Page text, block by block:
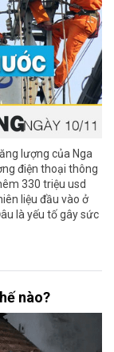
lượng của Nga
điện thoại thông
330 triệu usd
liệu đầu vào ở
là yếu tố gây sức
nào?